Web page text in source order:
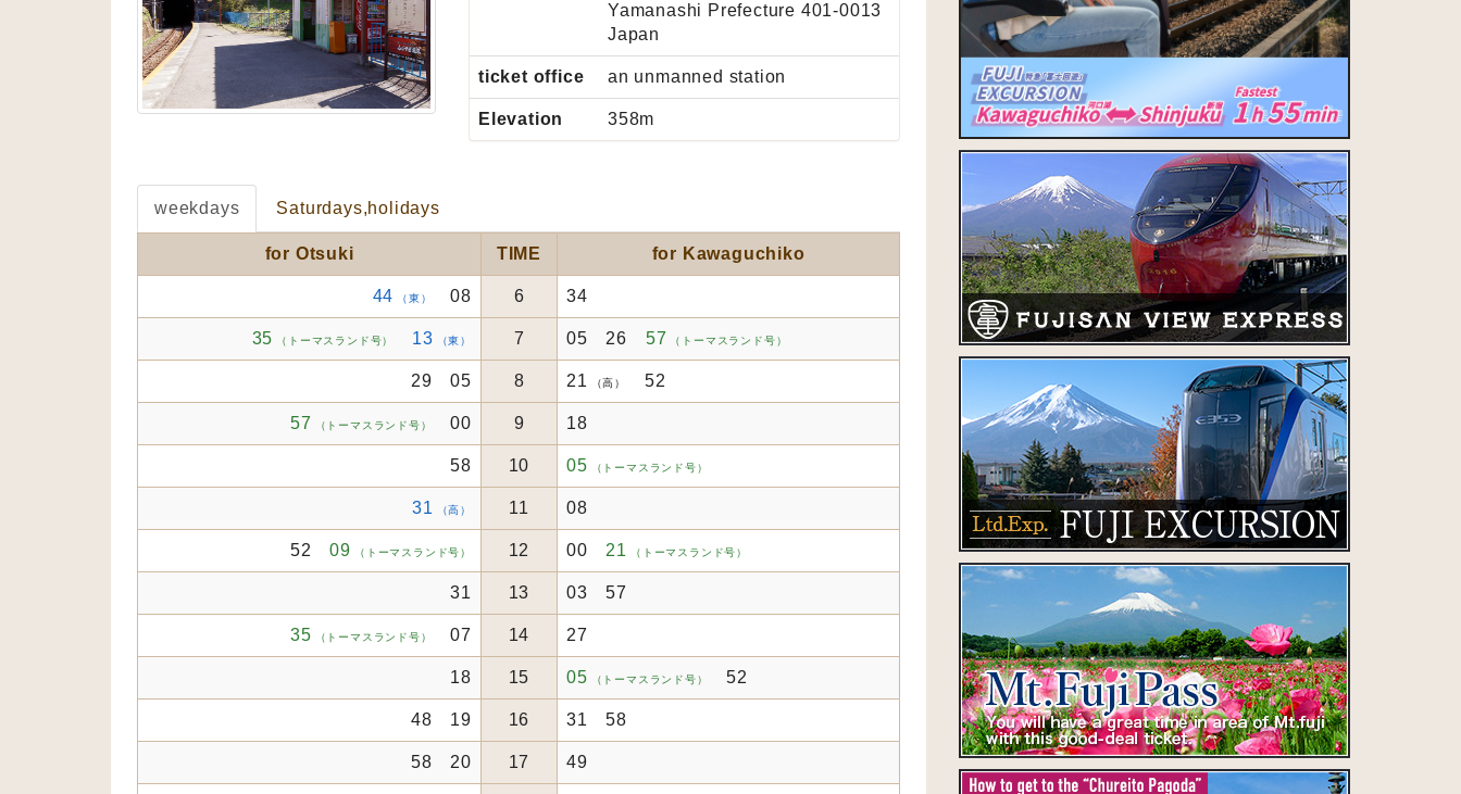
Yamanashi Prefecture 401-0013
Japan
ticket office an unmanned station
Elevation 358m
weekdays Saturdays,holidays
for Otsuki TIME for Kawaguchiko
44 （東） 08 6 34
35 （トーマスランド号） 13 （東） 7 05 26 57 （トーマスランド号）
29 05 8 21 （高） 52
57 （トーマスランド号） 00 9 18
58 10 05 （トーマスランド号）
31 （高） 11 08
5209 （トーマスランド号） 12 00 21 （トーマスランド号）
31 13 03 57
35 （トーマスランド号） 07 14 27
18 15 05 （トーマスランド号） 52
48 19 16 31 58
58 20 17 49